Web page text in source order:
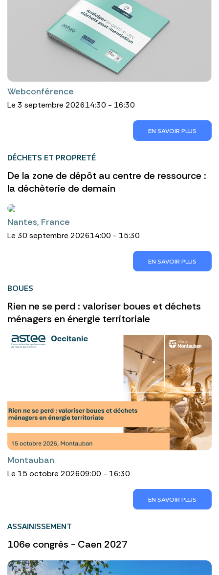
Webconférence
Le 3 septembre 202614:30 - 16:30
EN SAVOIR PLUS
DÉCHETS ET PROPRETÉ
De la zone de dépôt au centre de ressource :
la déchèterie de demain
Nantes, France
Le 30 septembre 202614:00 - 15:30
EN SAVOIR PLUS
BOUES
Rien ne se perd : valoriser boues et déchets
ménagers en énergie territoriale
Montauban
Le 15 octobre 202609:00 - 16:30
EN SAVOIR PLUS
ASSAINISSEMENT
106e congrès - Caen 2027